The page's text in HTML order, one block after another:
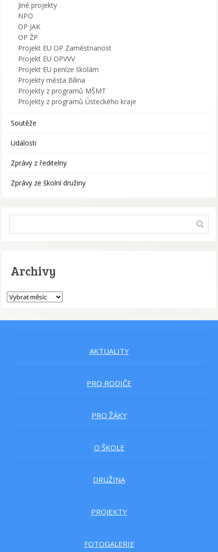
Jiné projekty
NPO
OP JAK
OP ŽP
Projekt EU OP Zaměstnanost
Projekt EU OPVVV
Projekt EU peníze školám
Projekty města Bílina
Projekty z programů MŠMT
Projekty z programů Ústeckého kraje
Soutěže
Události
Zprávy z ředitelny
Zprávy ze školní družiny
Archivy
AKTUALITY
PRO RODIČE
PRO ŽÁKY
O ŠKOLE
DRUŽINA
PROJEKTY
FOTOGALERIE